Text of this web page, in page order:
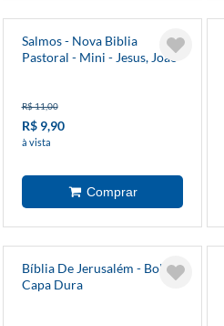
Salmos - Nova Biblia
Pastoral - Mini - Jesus, João
R$ 11,00
R$ 9,90
à vista
Bíblia De Jerusalém - Bolso -
Capa Dura